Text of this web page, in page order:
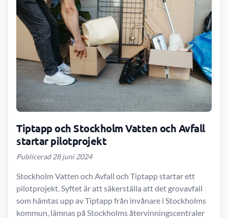
Tiptapp och Stockholm Vatten och Avfall
startar pilotprojekt
Publicerad 28 juni 2024
Stockholm Vatten och Avfall och Tiptapp startar ett
pilotprojekt. Syftet är att säkerställa att det grovavfall
som hämtas upp av Tiptapp från invånare i Stockholms
kommun, lämnas på Stockholms återvinningscentraler